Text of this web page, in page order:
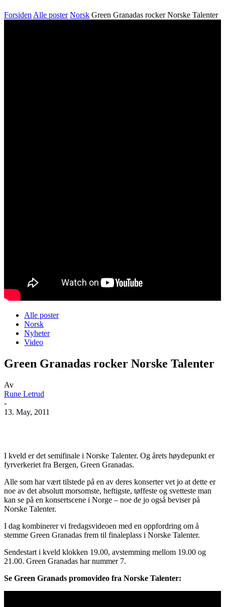
Forsiden Alle poster Norsk Green Granadas rocker Norske Talenter
Alle poster
Norsk
Nyheter
Video
Green Granadas rocker Norske Talenter
Av
Rune Letrud
-
13. May, 2011
I kveld er det semifinale i Norske Talenter. Og årets høydepunkt er
fyrverkeriet fra Bergen, Green Granadas.
Alle som har vært tilstede på en av deres konserter vet jo at dette er
noe av det absolutt morsomste, heftigste, tøffeste og svetteste man
kan se på en konsertscene i Norge – noe de jo også beviser på
Norske Talenter.
I dag kombinerer vi fredagsvideoen med en oppfordring om å
stemme Green Granadas frem til finaleplass i Norske Talenter.
Sendestart i kveld klokken 19.00, avstemming mellom 19.00 og
21.00. Green Granadas har nummer 7.
Se Green Granads promovideo fra Norske Talenter: